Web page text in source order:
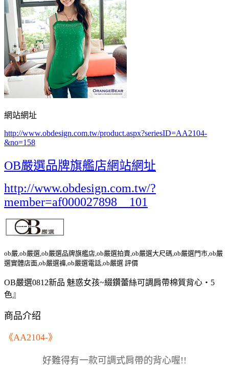
網站網址
http://www.obdesign.com.tw/product.aspx?seriesID=AA2104-
&no=158
OB嚴選品牌旗艦店網站網址
http://www.obdesign.com.tw/?
member=af000027898__101
ob嚴,ob嚴選,ob嚴選品牌旗艦店,ob嚴選拍賣,ob嚴選大尺碼,ob嚴選門市,ob嚴
選實體店面,ob嚴選褲,ob嚴選電話,ob嚴選 評價
OB嚴選0812新品 魅惑女孩~綴鑽蕾絲可調肩帶棉質背心‧5
色』
商品介绍
《AA2104-》
好難得有一款可調式肩帶的背心喔!!